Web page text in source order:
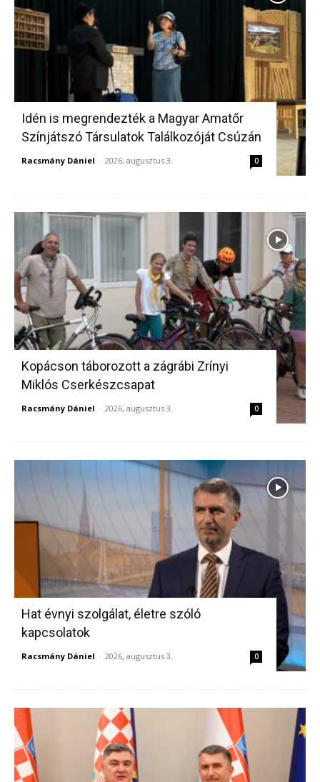
Idén is megrendezték a Magyar Amatőr
Színjátszó Társulatok Találkozóját Csúzán
Racsmány Dániel - 2026, augusztus 3. 0
Kopácson táborozott a zágrábi Zrínyi
Miklós Cserkészcsapat
Racsmány Dániel - 2026, augusztus 3. 0
Hat évnyi szolgálat, életre szóló
kapcsolatok
Racsmány Dániel - 2026, augusztus 3. 0